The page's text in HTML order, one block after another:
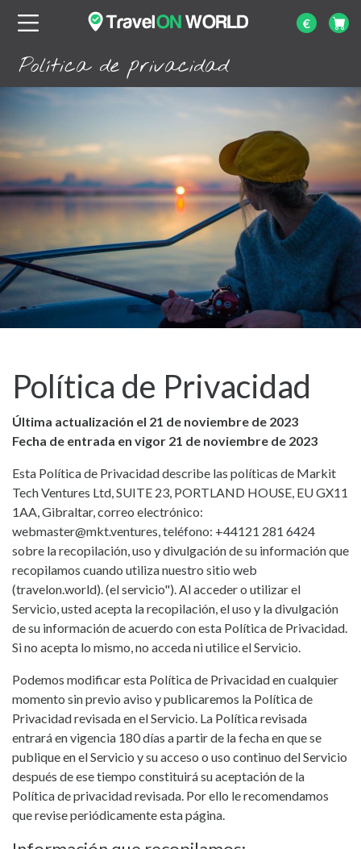
€
Política de privacidad
Política de Privacidad
Última actualización el 21 de noviembre de 2023
Fecha de entrada en vigor 21 de noviembre de 2023
Esta Política de Privacidad describe las políticas de Markit
Tech Ventures Ltd, SUITE 23, PORTLAND HOUSE, EU GX11
1AA, Gibraltar, correo electrónico:
webmaster@mkt.ventures , teléfono: +44121 281 6424
sobre la recopilación, uso y divulgación de su información que
recopilamos cuando utiliza nuestro sitio web
(travelon.world). (el servicio"). Al acceder o utilizar el
Servicio, usted acepta la recopilación, el uso y la divulgación
de su información de acuerdo con esta Política de Privacidad.
Si no acepta lo mismo, no acceda ni utilice el Servicio.
Podemos modificar esta Política de Privacidad en cualquier
momento sin previo aviso y publicaremos la Política de
Privacidad revisada en el Servicio. La Política revisada
entrará en vigencia 180 días a partir de la fecha en que se
publique en el Servicio y su acceso o uso continuo del Servicio
después de ese tiempo constituirá su aceptación de la
Política de privacidad revisada. Por ello le recomendamos
que revise periódicamente esta página.